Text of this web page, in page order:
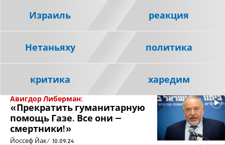
Авигдор Либерман:
«Прекратить гуманитарную
помощь Газе. Все они –
смертники!»
Йоссеф Йак 10.09.24
Израиль реакция
Нетаньяху политика
критика харедим